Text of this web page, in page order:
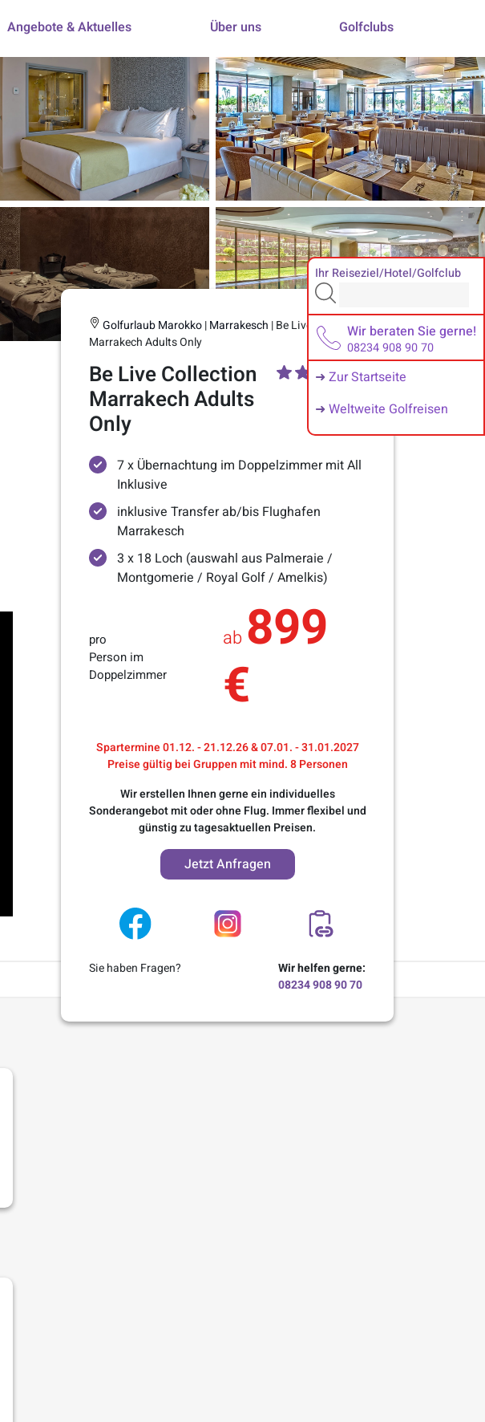
Angebote & Aktuelles Über uns Golfclubs
Ihr Reiseziel/Hotel/Golfclub
Wir beraten Sie gerne!
08234 908 90 70
➜ Zur Startseite
➜ Weltweite Golfreisen
Golfurlaub Marokko|Marrakesch | Be Live Collection
Marrakech Adults Only
Be Live Collection
Marrakech Adults
Only
7 x Übernachtung im Doppelzimmer mit All
Inklusive
inklusive Transfer ab/bis Flughafen
Marrakesch
3 x 18 Loch (auswahl aus Palmeraie /
Montgomerie / Royal Golf / Amelkis)
pro
Person im
Doppelzimmer
ab 899
€
Spartermine 01.12. - 21.12.26 & 07.01. - 31.01.2027
Preise gültig bei Gruppen mit mind. 8 Personen
Wir erstellen Ihnen gerne ein individuelles
Sonderangebot mit oder ohne Flug. Immer flexibel und
günstig zu tagesaktuellen Preisen.
Jetzt Anfragen
Sie haben Fragen?
Wir helfen gerne:
08234 908 90 70